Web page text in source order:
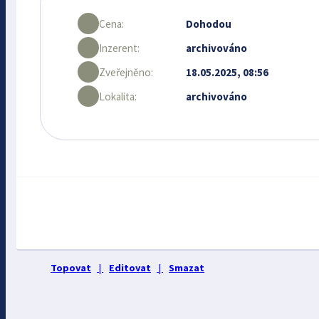
Cena:
Dohodou
Inzerent:
archivováno
Zveřejněno:
18.05.2025, 08:56
Lokalita:
archivováno
Topovat | Editovat | Smazat